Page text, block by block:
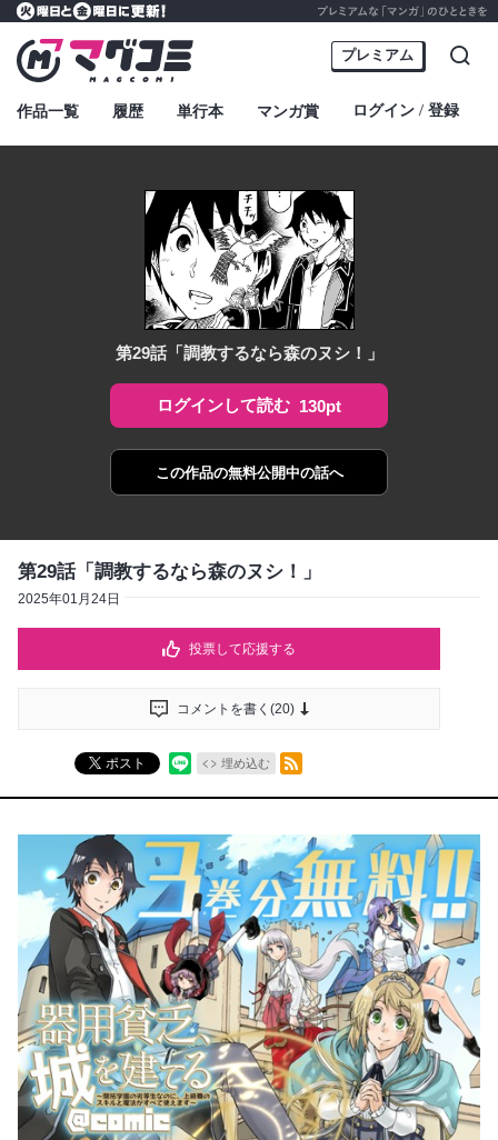
マグコミ – Mag Garden Comic Online
プレミアムな「マンガ」のひとときを
火曜日と金曜日に更新！
プレミアム
作品一覧 履歴 単行本 マンガ賞 ログイン ・
登録
検索
第29話「調教するなら森のヌシ！」
ログインして読む 130pt
この作品の無料公開中の話へ
第29話「調教するなら森のヌシ！」
2025年01月24日
投票して応援する
コメントを書く(20)
ポスト 埋め込む
RSSフィード